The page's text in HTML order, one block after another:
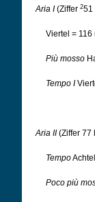
Aria I (Ziffer 251
Viertel = 116
Più mosso
Tempo I
Aria II (Ziffer 77
Tempo
Poco più